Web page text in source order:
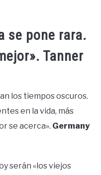
se pone rara.
Tanner
los tiempos oscuros.
en la vida, más
se acerca». Germany
serán «los viejos